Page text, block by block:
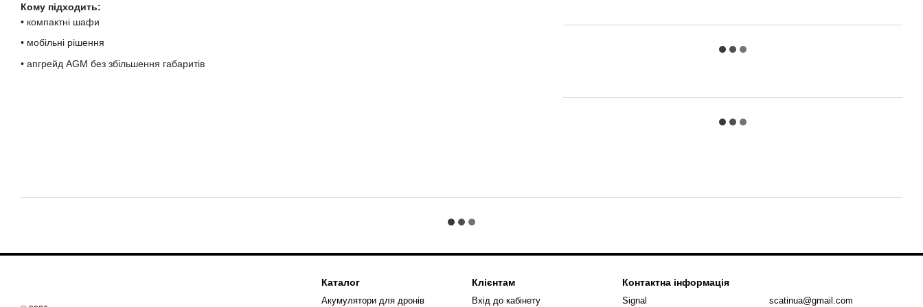
Кому підходить:
• компактні шафи
• мобільні рішення
• апгрейд AGM без збільшення габаритів
Каталог
Акумулятори для дронів
Клієнтам
Вхід до кабінету
Контактна інформація
Signal scatinua@gmail.com